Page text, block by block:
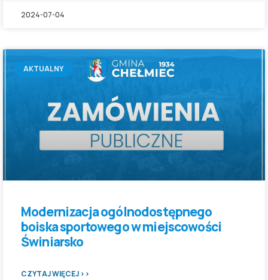
2024-07-04
AKTUALNY
Modernizacja ogólnodostępnego
boiska sportowego w miejscowości
Świniarsko
CZYTAJ WIĘCEJ >>